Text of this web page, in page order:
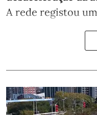
A rede registou um